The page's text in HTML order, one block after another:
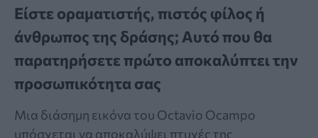
Είστε οραματιστής, πιστός φίλος ή
άνθρωπος της δράσης; Αυτό που θα
παρατηρήσετε πρώτο αποκαλύπτει την
προσωπικότητα σας
Μια διάσημη εικόνα του Octavio Ocampo
υπόσχεται να αποκαλύψει πτυχές της